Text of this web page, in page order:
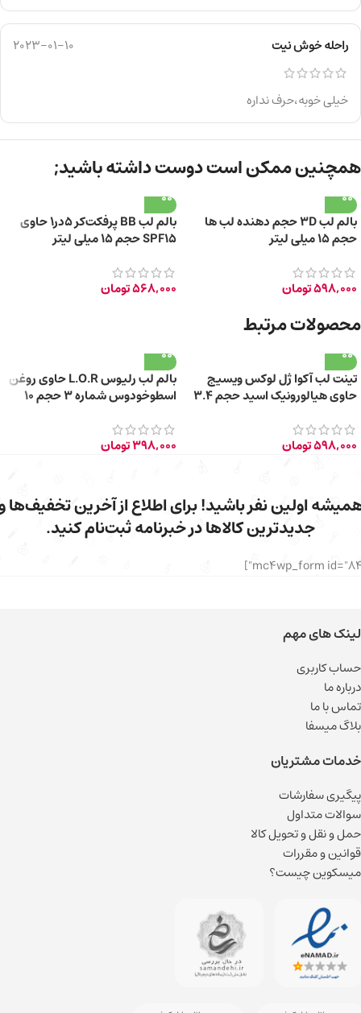
راحله خوش نیت 2023-01-10
خیلی خوبه،حرف نداره
همچنین ممکن است دوست داشته باشید;
بالم لب 3D حجم دهنده لب ها
حجم 15 میلی لیتر
598,000تومان
بالم لب BB پرفکت‌کر 5‌در‌1 حاوی
SPF15 حجم 15 میلی لیتر
568,000تومان
محصولات مرتبط
تینت لب آکوا ژل لوکس ویسیج
حاوی هیالورونیک اسید حجم ۳.۴
598,000تومان
بالم لب رلیوس L.O.R حاوی روغن
اسطوخودوس شماره ۳ حجم 10
398,000تومان
اولین نفر باشید! برای اطلاع از آخرین تخفیف‌ها
جدیدترین کالاها در خبرنامه ثبت‌نام کنید.
لینک های مهم
حساب کاربری
درباره ما
تماس با ما
بلاگ میسفا
خدمات مشتریان
پیگیری سفارشات
سوالات متداول
حمل و نقل و تحویل کالا
قوانین و مقررات
میسکوین چیست؟